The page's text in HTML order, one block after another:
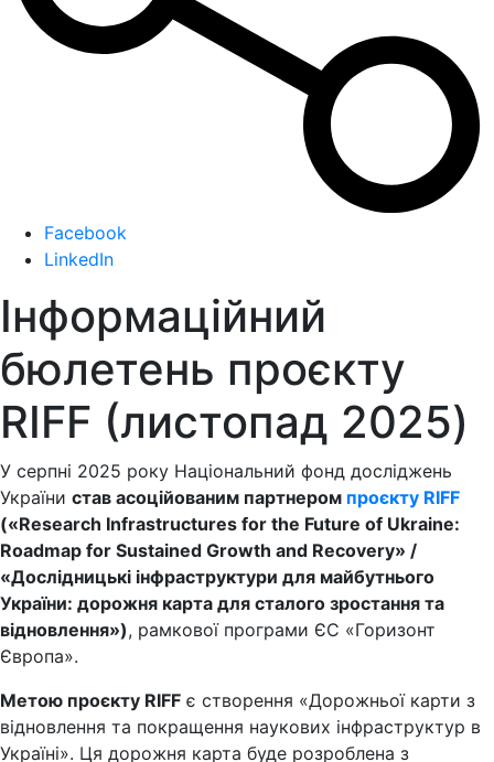
Facebook
LinkedIn
Інформаційний
бюлетень проєкту
RIFF (листопад 2025)
У серпні 2025 року Національний фонд досліджень
України став асоційованим партнером проєкту RIFF
(«Research Infrastructures for the Future of Ukraine:
Roadmap for Sustained Growth and Recovery» /
«Дослідницькі інфраструктури для майбутнього
України: дорожня карта для сталого зростання та
відновлення»), рамкової програми ЄС «Горизонт
Європа».
Метою проєкту RIFF є створення «Дорожньої карти з
відновлення та покращення наукових інфраструктур в
Україні». Ця дорожня карта буде розроблена з